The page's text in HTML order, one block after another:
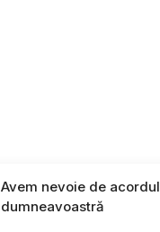
Avem nevoie de acordul
dumneavoastră